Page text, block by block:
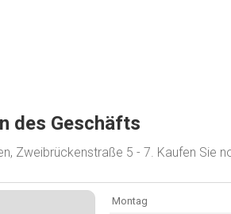
des Geschäfts
Zweibrückenstraße 5 - 7. Kaufen Sie
Montag